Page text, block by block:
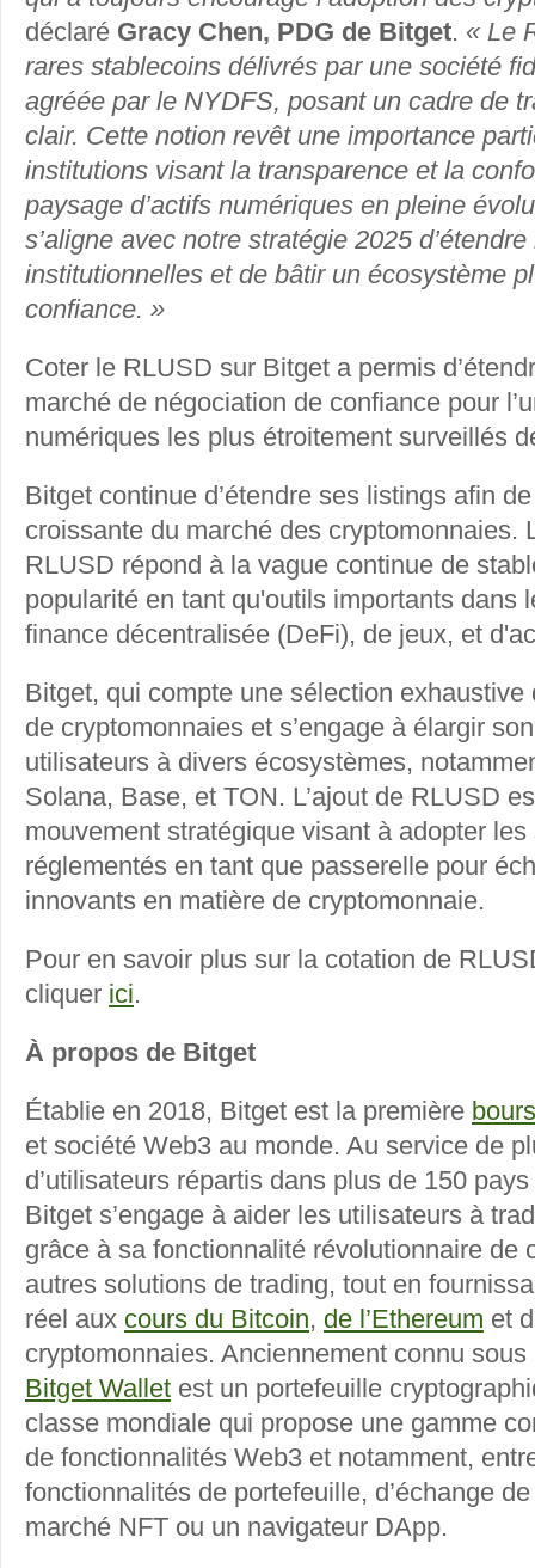
déclaré Gracy Chen, PDG de Bitget. « Le
rares stablecoins délivrés par une société
agréée par le NYDFS, posant un cadre de
clair. Cette notion revêt une importance
institutions visant la transparence et la
paysage d’actifs numériques en pleine
s’aligne avec notre stratégie 2025
institutionnelles et de bâtir un écosystème
confiance. »
Coter le RLUSD sur Bitget a permis
marché de négociation de confiance pour
numériques les plus étroitement surveillés
Bitget continue d’étendre ses listings afin
croissante du marché des cryptomonnaies.
RLUSD répond à la vague continue de
popularité en tant qu'outils importants dans
finance décentralisée (DeFi), de jeux, et
Bitget, qui compte une sélection
de cryptomonnaies et s’engage à élargir
utilisateurs à divers écosystèmes,
Solana, Base, et TON. L’ajout de RLUSD
mouvement stratégique visant à adopter
réglementés en tant que passerelle pour
innovants en matière de cryptomonnaie.
Pour en savoir plus sur la cotation de
cliquer ici.
À propos de Bitget
Établie en 2018, Bitget est la première
et société Web3 au monde. Au service de
d’utilisateurs répartis dans plus de 150
Bitget s’engage à aider les utilisateurs à
grâce à sa fonctionnalité révolutionnaire de
autres solutions de trading, tout en
réel aux cours du Bitcoin, de l’Ethereum et
cryptomonnaies. Anciennement connu
Bitget Wallet est un portefeuille
classe mondiale qui propose une gamme
de fonctionnalités Web3 et notamment,
fonctionnalités de portefeuille, d’échange
marché NFT ou un navigateur DApp.